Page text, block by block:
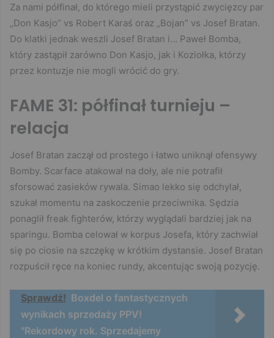
Za nami półfinał, do którego mieli przystąpić zwycięzcy par
„Don Kasjo” vs Robert Karaś oraz „Bojan” vs Josef Bratan.
Do klatki jednak weszli Josef Bratan i… Paweł Bomba,
który zastąpił zarówno Don Kasjo, jak i Koziołka, którzy
przez kontuzje nie mogli wrócić do gry.
FAME 31: półfinał turnieju –
relacja
Josef Bratan zaczął od prostego i łatwo uniknął ofensywy
Bomby. Scarface atakował na doły, ale nie potrafił
sforsować zasieków rywala. Simao lekko się odchylał,
szukał momentu na zaskoczenie przeciwnika. Sędzia
ponaglił freak fighterów, którzy wyglądali bardziej jak na
sparingu. Bomba celował w korpus Josefa, który zachwiał
się po ciosie na szczękę w krótkim dystansie. Josef Bratan
rozpuścił ręce na koniec rundy, akcentując swoją pozycję.
Sprawdź! Boxdel o fantastycznych
wynikach sprzedaży PPV!
"Rekordowy rok. Sprzedajemy